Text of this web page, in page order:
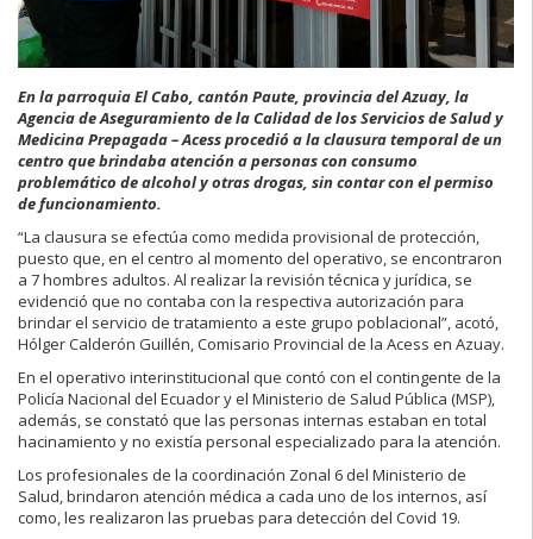
En la parroquia El Cabo, cantón Paute, provincia del Azuay, la
Agencia de Aseguramiento de la Calidad de los Servicios de Salud y
Medicina Prepagada – Acess procedió a la clausura temporal de un
centro que brindaba atención a personas con consumo
problemático de alcohol y otras drogas, sin contar con el permiso
de funcionamiento.
“La clausura se efectúa como medida provisional de protección,
puesto que, en el centro al momento del operativo, se encontraron
a 7 hombres adultos. Al realizar la revisión técnica y jurídica, se
evidenció que no contaba con la respectiva autorización para
brindar el servicio de tratamiento a este grupo poblacional”, acotó,
Hólger Calderón Guillén, Comisario Provincial de la Acess en Azuay.
En el operativo interinstitucional que contó con el contingente de la
Policía Nacional del Ecuador y el Ministerio de Salud Pública (MSP),
además, se constató que las personas internas estaban en total
hacinamiento y no existía personal especializado para la atención.
Los profesionales de la coordinación Zonal 6 del Ministerio de
Salud, brindaron atención médica a cada uno de los internos, así
como, les realizaron las pruebas para detección del Covid 19.